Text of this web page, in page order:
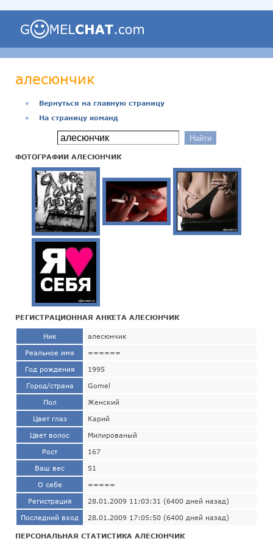
алесюнчик
●
Вернуться на главную страницу
●
На страницу команд
ФОТОГРАФИИ АЛЕСЮНЧИК
РЕГИСТРАЦИОННАЯ АНКЕТА АЛЕСЮНЧИК
Ник алесюнчик
Реальное имя ======
Год рождения 1995
Город/страна Gomel
Пол Женский
Цвет глаз Карий
Цвет волос Милированый
Рост 167
Ваш вес 51
О себе =====
Регистрация 28.01.2009 11:03:31 (6400 дней назад)
Последний вход 28.01.2009 17:05:50 (6400 дней назад)
ПЕРСОНАЛЬНАЯ СТАТИСТИКА АЛЕСЮНЧИК